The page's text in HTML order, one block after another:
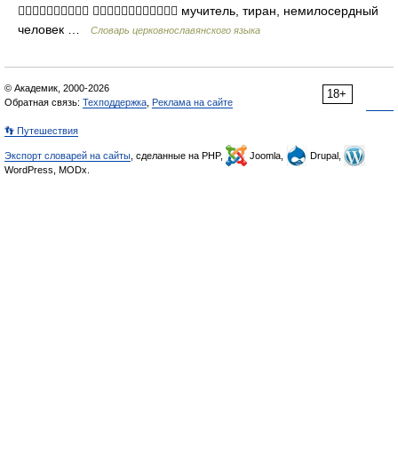
  мучитель, тиран, немилосердный
человек …
Словарь церковнославянского языка
18+
© Академик, 2000-2026
Обратная связь: Техподдержка Реклама на сайте
👣 Путешествия
Экспорт словарей на сайты , сделанные на PHP, Joomla,
Drupal,
WordPress, MODx.